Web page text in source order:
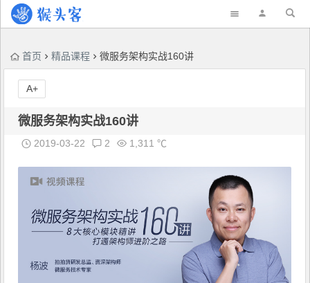
首页 精品课程 微服务架构实战160讲
微服务架构实战160讲
2019-03-22 2 1,311 ℃
A+